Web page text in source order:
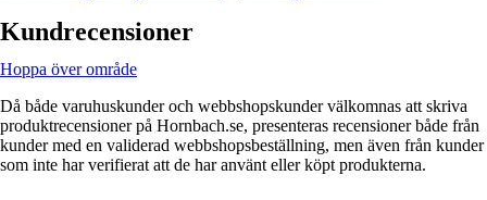
Kundrecensioner
Hoppa över område
Då både varuhuskunder och webbshopskunder välkomnas att skriva
produktrecensioner på Hornbach.se, presenteras recensioner både från
kunder med en validerad webbshopsbeställning, men även från kunder
som inte har verifierat att de har använt eller köpt produkterna.